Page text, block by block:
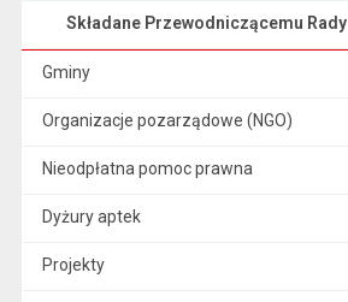
Składane Przewodniczącemu Rady
Gminy
Organizacje pozarządowe (NGO)
Nieodpłatna pomoc prawna
Dyżury aptek
Projekty